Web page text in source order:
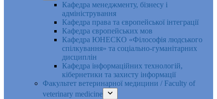
Кафедра менеджменту, бізнесу і
адміністрування
Кафедра права та європейської інтеграції
Кафедра європейських мов
Кафедра ЮНЕСКО «Філософія людського
спілкування» та соціально-гуманітарних
дисциплін
Кафедра інформаційних технологій,
кібернетики та захисту інформації
Факультет ветеринарної медицини / Faculty of
veterinary medicine